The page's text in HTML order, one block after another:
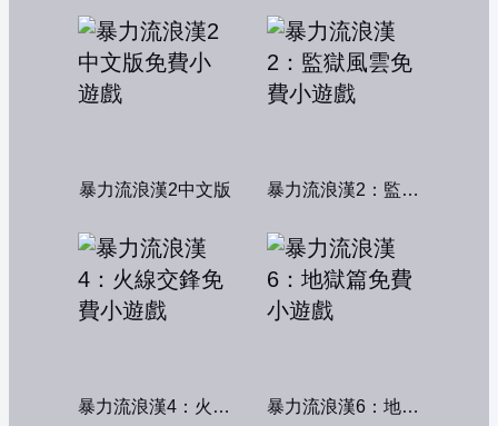
暴力流浪漢2中文版 暴力流浪漢2：監獄風雲
暴力流浪漢4：火線交鋒 暴力流浪漢6：地獄篇